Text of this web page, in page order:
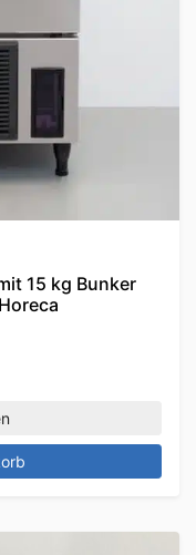
15 kg Bunker